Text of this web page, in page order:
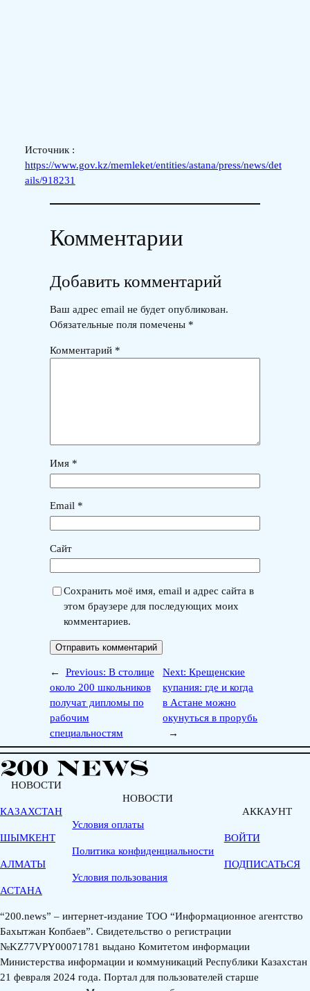
Источник :
https://www.gov.kz/memleket/entities/astana/press/news/det
ails/918231
Комментарии
Добавить комментарий
Ваш адрес email не будет опубликован.
Обязательные поля помечены *
Комментарий *
Имя *
Email *
Сайт
Сохранить моё имя, email и адрес сайта в
этом браузере для последующих моих
комментариев.
← Previous: В столице
около 200 школьников
получат дипломы по
рабочим
специальностям
Next:Крещенские
купания: где и когда
в Астане можно
окунуться в прорубь
→
НОВОСТИ
КАЗАХСТАН
ШЫМКЕНТ
АЛМАТЫ
АСТАНА
НОВОСТИ
Условия оплаты
Политика конфиденциальности
Условия пользования
АККАУНТ
ВОЙТИ
ПОДПИСАТЬСЯ
“200.news” – интернет-издание ТОО “Информационное агентство
Бахытжан Копбаев”. Свидетельство о регистрации
№KZ77VPY00071781 выдано Комитетом информации
Министерства информации и коммуникаций Республики Казахстан
21 февраля 2024 года. Портал для пользователей старше